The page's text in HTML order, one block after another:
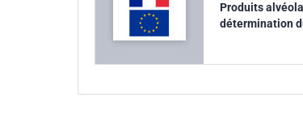
internationale
Produits
détermination